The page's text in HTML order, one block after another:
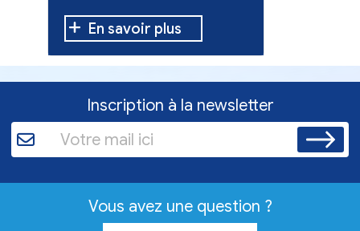
En savoir plus
Inscription à la newsletter
Vous avez une question ?